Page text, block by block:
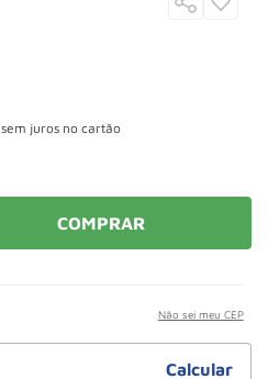
sem juros no cartão
COMPRAR
Não sei meu CEP